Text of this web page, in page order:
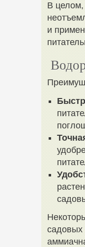
В целом,
и
садовых